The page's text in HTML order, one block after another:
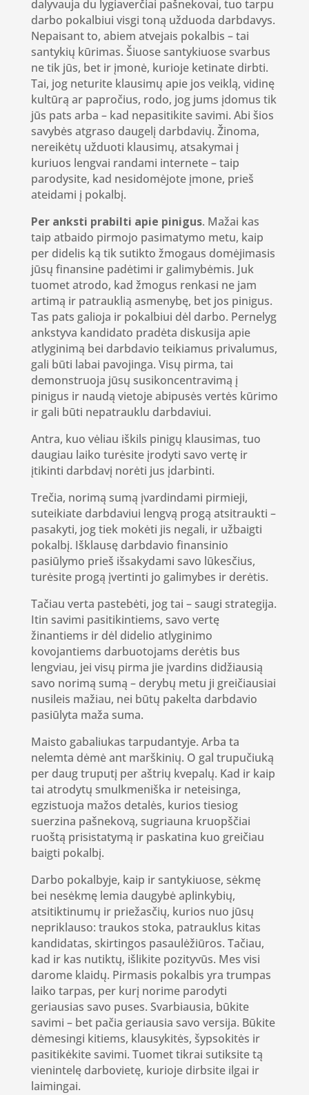
dalyvauja du lygiaverčiai pašnekovai, tuo tarpu
darbo pokalbiui visgi toną užduoda darbdavys.
Nepaisant to, abiem atvejais pokalbis – tai
santykių kūrimas. Šiuose santykiuose svarbus
ne tik jūs, bet ir įmonė, kurioje ketinate dirbti.
Tai, jog neturite klausimų apie jos veiklą, vidinę
kultūrą ar papročius, rodo, jog jums įdomus tik
jūs pats arba – kad nepasitikite savimi. Abi šios
savybės atgraso daugelį darbdavių. Žinoma,
nereikėtų užduoti klausimų, atsakymai į
kuriuos lengvai randami internete – taip
parodysite, kad nesidomėjote įmone, prieš
ateidami į pokalbį.
Per anksti prabilti apie pinigus. Mažai kas
taip atbaido pirmojo pasimatymo metu, kaip
per didelis ką tik sutikto žmogaus domėjimasis
jūsų finansine padėtimi ir galimybėmis. Juk
tuomet atrodo, kad žmogus renkasi ne jam
artimą ir patrauklią asmenybę, bet jos pinigus.
Tas pats galioja ir pokalbiui dėl darbo. Pernelyg
ankstyva kandidato pradėta diskusija apie
atlyginimą bei darbdavio teikiamus privalumus,
gali būti labai pavojinga. Visų pirma, tai
demonstruoja jūsų susikoncentravimą į
pinigus ir naudą vietoje abipusės vertės kūrimo
ir gali būti nepatrauklu darbdaviui.
Antra, kuo vėliau iškils pinigų klausimas, tuo
daugiau laiko turėsite įrodyti savo vertę ir
įtikinti darbdavį norėti jus įdarbinti.
Trečia, norimą sumą įvardindami pirmieji,
suteikiate darbdaviui lengvą progą atsitraukti –
pasakyti, jog tiek mokėti jis negali, ir užbaigti
pokalbį. Išklausę darbdavio finansinio
pasiūlymo prieš išsakydami savo lūkesčius,
turėsite progą įvertinti jo galimybes ir derėtis.
Tačiau verta pastebėti, jog tai – saugi strategija.
Itin savimi pasitikintiems, savo vertę
žinantiems ir dėl didelio atlyginimo
kovojantiems darbuotojams derėtis bus
lengviau, jei visų pirma jie įvardins didžiausią
savo norimą sumą – derybų metu ji greičiausiai
nusileis mažiau, nei būtų pakelta darbdavio
pasiūlyta maža suma.
Maisto gabaliukas tarpudantyje. Arba ta
nelemta dėmė ant marškinių. O gal trupučiuką
per daug truputį per aštrių kvepalų. Kad ir kaip
tai atrodytų smulkmeniška ir neteisinga,
egzistuoja mažos detalės, kurios tiesiog
suerzina pašnekovą, sugriauna kruopščiai
ruoštą prisistatymą ir paskatina kuo greičiau
baigti pokalbį.
Darbo pokalbyje, kaip ir santykiuose, sėkmę
bei nesėkmę lemia daugybė aplinkybių,
atsitiktinumų ir priežasčių, kurios nuo jūsų
nepriklauso: traukos stoka, patrauklus kitas
kandidatas, skirtingos pasaulėžiūros. Tačiau,
kad ir kas nutiktų, išlikite pozityvūs. Mes visi
darome klaidų. Pirmasis pokalbis yra trumpas
laiko tarpas, per kurį norime parodyti
geriausias savo puses. Svarbiausia, būkite
savimi – bet pačia geriausia savo versija. Būkite
dėmesingi kitiems, klausykitės, šypsokitės ir
pasitikėkite savimi. Tuomet tikrai sutiksite tą
vienintelę darbovietę, kurioje dirbsite ilgai ir
laimingai.